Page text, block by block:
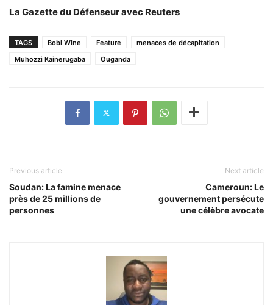
La Gazette du Défenseur avec Reuters
TAGS Bobi Wine Feature
menaces de décapitation
Muhozzi Kainerugaba
Ouganda
Previous article
Soudan: La famine menace
près de 25 millions de
personnes
Next article
Cameroun: Le
gouvernement persécute
une célèbre avocate